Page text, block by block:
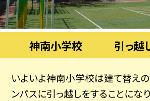
神南小学校 引っ越し
いよいよ神南小学校は建て替えの
ンパスに引っ越しをすることにな